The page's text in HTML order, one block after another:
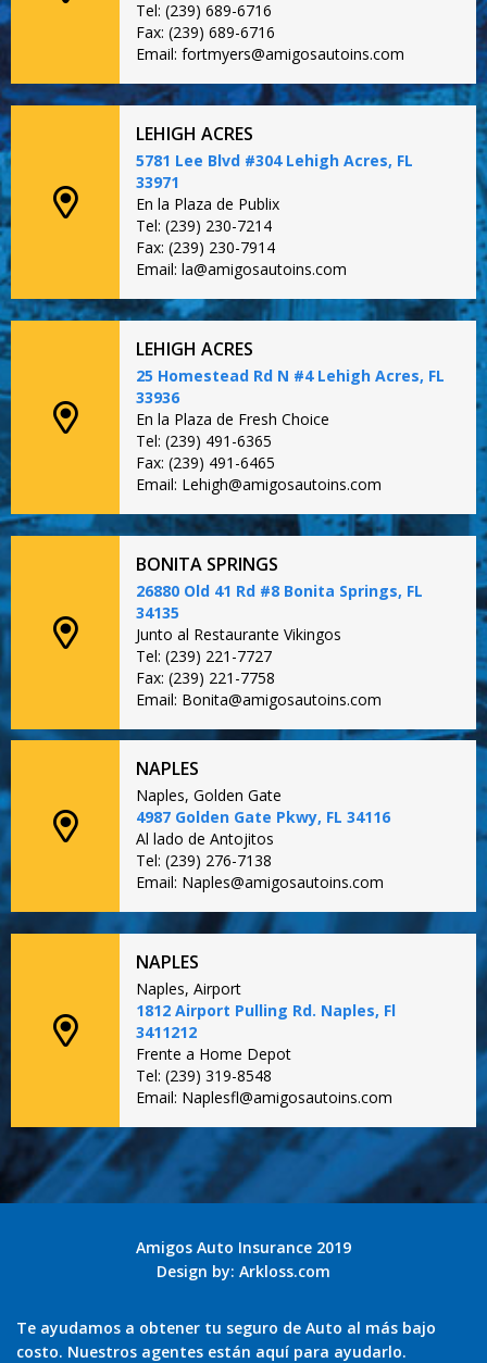
Tel: (239) 689-6716
Fax: (239) 689-6716
Email: fortmyers@amigosautoins.com
LEHIGH ACRES
5781 Lee Blvd #304 Lehigh Acres, FL
33971
En la Plaza de Publix
Tel: (239) 230-7214
Fax: (239) 230-7914
Email: la@amigosautoins.com
LEHIGH ACRES
25 Homestead Rd N #4 Lehigh Acres, FL
33936
En la Plaza de Fresh Choice
Tel: (239) 491-6365
Fax: (239) 491-6465
Email: Lehigh@amigosautoins.com
BONITA SPRINGS
26880 Old 41 Rd #8 Bonita Springs, FL
34135
Junto al Restaurante Vikingos
Tel: (239) 221-7727
Fax: (239) 221-7758
Email: Bonita@amigosautoins.com
NAPLES
Naples, Golden Gate
4987 Golden Gate Pkwy, FL 34116
Al lado de Antojitos
Tel: (239) 276-7138
Email: Naples@amigosautoins.com
NAPLES
Naples, Airport
1812 Airport Pulling Rd. Naples, Fl
3411212
Frente a Home Depot
Tel: (239) 319-8548
Email: Naplesfl@amigosautoins.com
Amigos Auto Insurance 2019
Design by: Arkloss.com
Te ayudamos a obtener tu seguro de Auto al más bajo
costo. Nuestros agentes están aquí para ayudarlo.